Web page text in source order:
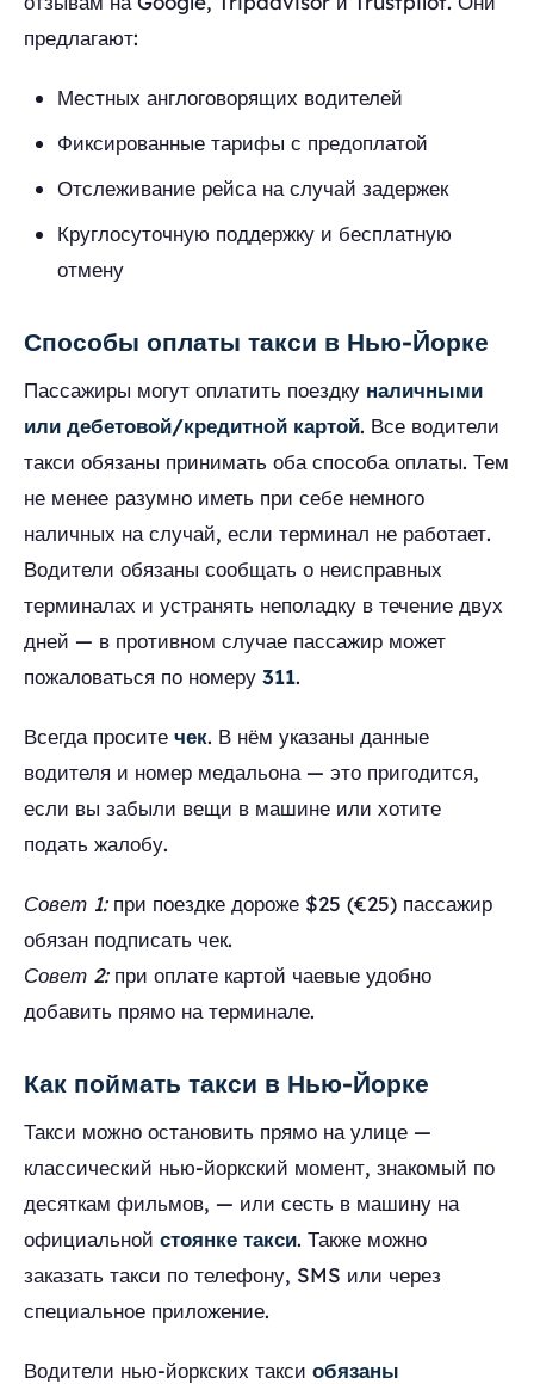
предлагают:
Местных англоговорящих водителей
Фиксированные тарифы с предоплатой
Отслеживание рейса на случай задержек
Круглосуточную поддержку и бесплатную
отмену
Способы оплаты такси в Нью-Йорке
Пассажиры могут оплатить поездку наличными
или дебетовой/кредитной картой. Все водители
такси обязаны принимать оба способа оплаты. Тем
не менее разумно иметь при себе немного
наличных на случай, если терминал не работает.
Водители обязаны сообщать о неисправных
терминалах и устранять неполадку в течение двух
дней — в противном случае пассажир может
пожаловаться по номеру 311.
Всегда просите чек. В нём указаны данные
водителя и номер медальона — это пригодится,
если вы забыли вещи в машине или хотите
подать жалобу.
Совет 1:при поездке дороже $25 (€25) пассажир
обязан подписать чек.
Совет 2:при оплате картой чаевые удобно
добавить прямо на терминале.
Как поймать такси в Нью-Йорке
Такси можно остановить прямо на улице —
классический нью-йоркский момент, знакомый по
десяткам фильмов, — или сесть в машину на
официальной стоянке такси. Также можно
заказать такси по телефону, SMS или через
специальное приложение.
Водители нью-йоркских такси обязаны